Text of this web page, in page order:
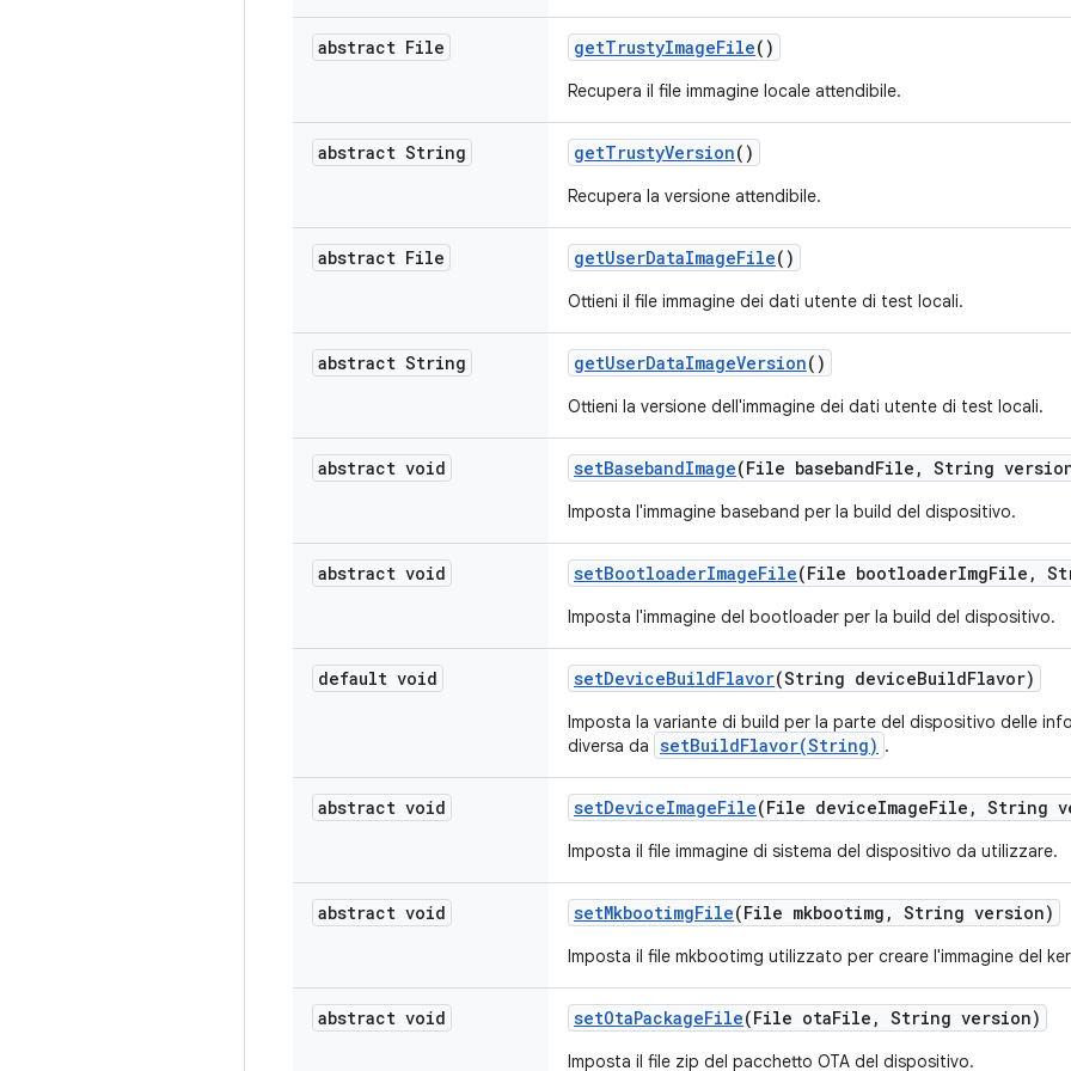
abstract File getTrustyImageFile()
Recupera il file immagine locale attendibile.
abstract String getTrustyVersion()
Recupera la versione attendibile.
abstract File getUserDataImageFile()
Ottieni il file immagine dei dati utente di test locali.
abstract String getUserDataImageVersion()
Ottieni la versione dell'immagine dei dati utente di test locali.
abstract void setBasebandImage(File basebandFile , String
Imposta l'immagine baseband per la build del dispositivo.
abstract void setBootloaderImageFile(File bootloaderImgFile ,
Imposta l'immagine del bootloader per la build del dispositivo.
default void setDeviceBuildFlavor(String deviceBuildFlavor)
Imposta la variante di build per la parte del dispositivo delle
diversa da setBuildFlavor(String) .
abstract void setDeviceImageFile(File deviceImageFile , String
Imposta il file immagine di sistema del dispositivo da utilizzare.
abstract void setMkbootimgFile(File mkbootimg , String version)
Imposta il file mkbootimg utilizzato per creare l'immagine del
abstract void setOtaPackageFile(File otaFile , String version)
Imposta il file zip del pacchetto OTA del dispositivo.